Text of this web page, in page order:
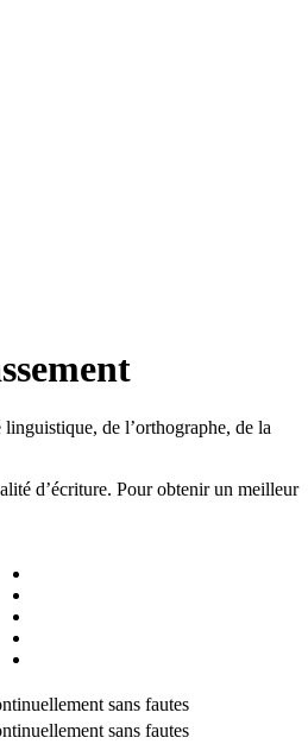
de l’orthographe, de la
d’écriture. Pour obtenir un meilleur
sans fautes
sans fautes